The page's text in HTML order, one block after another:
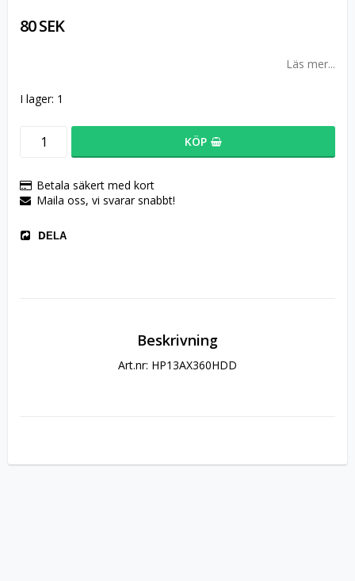
80 SEK
Läs mer...
I lager: 1
KÖP
Betala säkert med kort
Maila oss, vi svarar snabbt!
DELA
Beskrivning
Art.nr: HP13AX360HDD